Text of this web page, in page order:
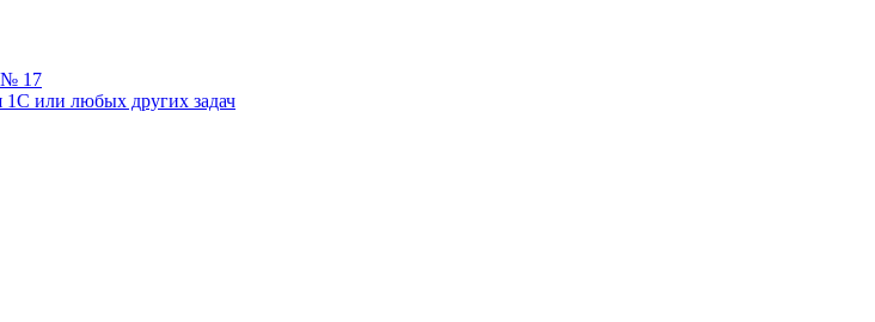
№ 17
1С или любых других задач